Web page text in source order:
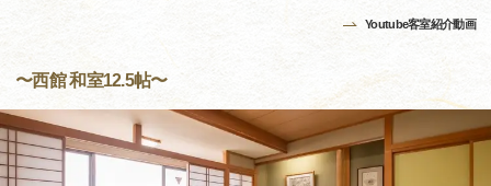
Youtube客室紹介動画
〜西館 和室12.5帖〜